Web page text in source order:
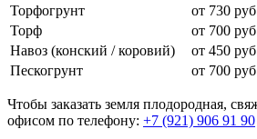
Торфогрунт
от 730
Торф
от 700
Навоз (конский / коровий)
от 450
Пескогрунт
от 700
Чтобы заказать земля плодородная,
офисом по телефону: +7 (921) 906 91 90